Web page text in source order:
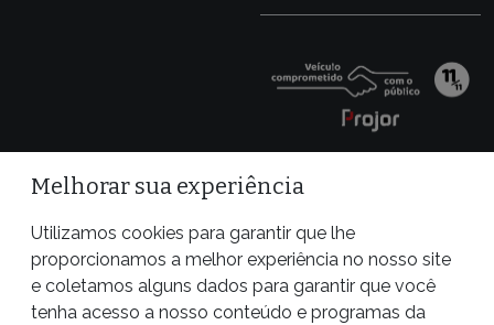
Melhorar sua experiência
Utilizamos cookies para garantir que lhe
proporcionamos a melhor experiência no nosso site
e coletamos alguns dados para garantir que você
tenha acesso a nosso conteúdo e programas da